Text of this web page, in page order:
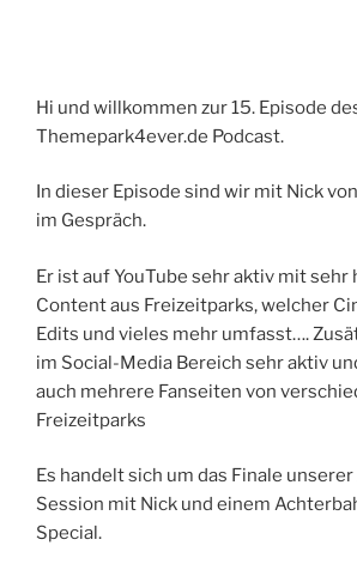
Hi und willkommen zur 15. Episode
Themepark4ever.de Podcast.
In dieser Episode sind wir mit Nick
im Gespräch.
Er ist auf YouTube sehr aktiv mit
Content aus Freizeitparks, welcher
Edits und vieles mehr umfasst….
im Social-Media Bereich sehr aktiv
auch mehrere Fanseiten von
Freizeitparks
Es handelt sich um das Finale
Session mit Nick und einem
Special.